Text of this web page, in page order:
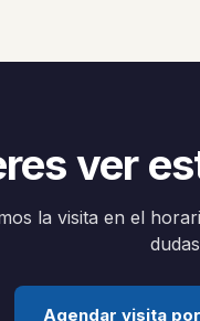
ver
la visita en el
Agendar visita